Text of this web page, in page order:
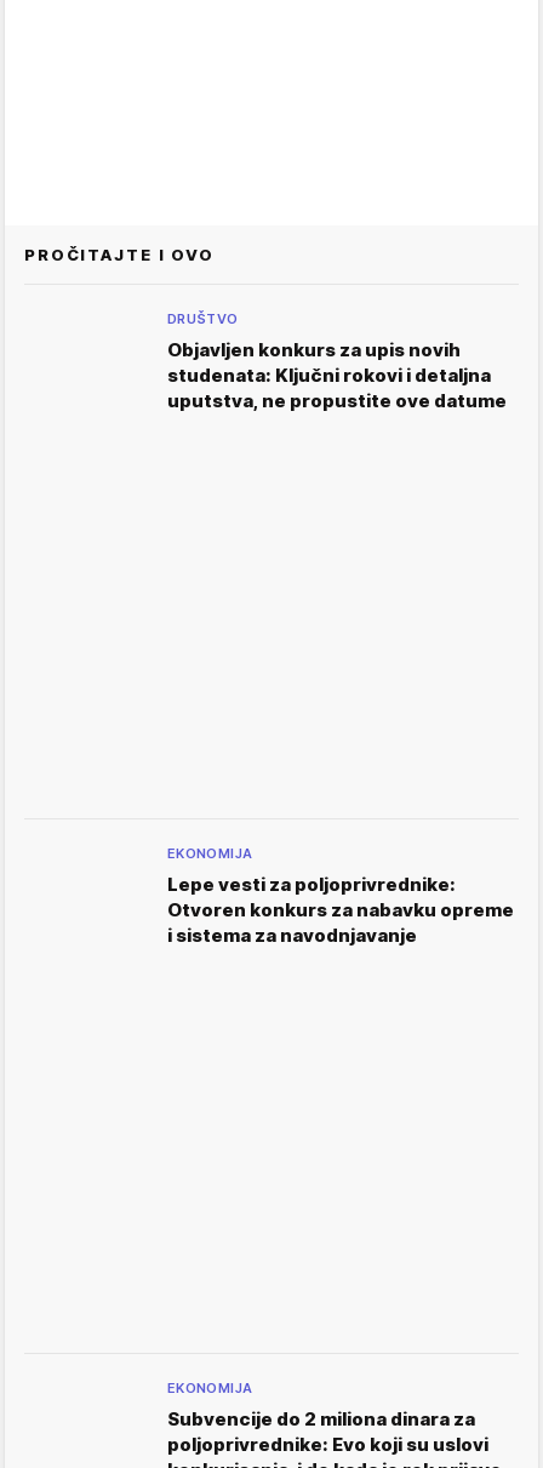
PROČITAJTE I OVO
DRUŠTVO
Objavljen konkurs za upis novih
studenata: Ključni rokovi i detaljna
uputstva, ne propustite ove datume
EKONOMIJA
Lepe vesti za poljoprivrednike:
Otvoren konkurs za nabavku opreme
i sistema za navodnjavanje
EKONOMIJA
Subvencije do 2 miliona dinara za
poljoprivrednike: Evo koji su uslovi